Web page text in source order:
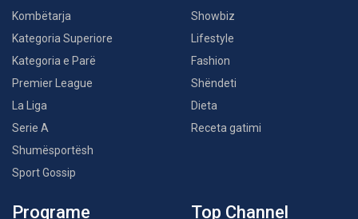
Kombëtarja
Kategoria Superiore
Kategoria e Parë
Premier League
La Liga
Serie A
Shumësportësh
Sport Gossip
Showbiz
Lifestyle
Fashion
Shëndeti
Dieta
Receta gatimi
Programe Top Channel